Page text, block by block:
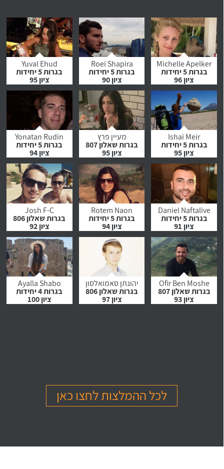
Michelle Apelker
בגרות 5 יחידות
ציון 96
לחץ לצפייה
בהמלצה
Roei Shapira
בגרות 5 יחידות
ציון 90
לחץ לצפייה
בהמלצה
Yuval Ehud
בגרות 5 יחידות
ציון 95
לחץ לצפייה
בהמלצה
Ishai Meir
בגרות 5 יחידות
ציון 95
לחץ לצפייה
בהמלצה
מעיין פרץ
בגרות שאלון 807
ציון 95
לחץ לצפייה
בהמלצה
Yonatan Rudin
בגרות 5 יחידות
ציון 94
לחץ לצפייה
בהמלצה
Daniel Naftalive
בגרות 5 יחידות
ציון 91
לחץ לצפייה
בהמלצה
Rotem Naon
בגרות 5 יחידות
ציון 94
לחץ לצפייה
בהמלצה
Josh F-C
בגרות שאלון 806
ציון 92
לחץ לצפייה
בהמלצה
Ofir Ben Moshe
בגרות שאלון 807
ציון 93
יהונתן סאמואלסון
בגרות שאלון 806
ציון 97
Ayalla Shabo
בגרות 4 יחידות
ציון 100
לחץ לצפייה לחץ לצפייה לחץ לצפייה
ציון 97 ציון 97 ציון 100
לכל ההמלצות לחצו כאן